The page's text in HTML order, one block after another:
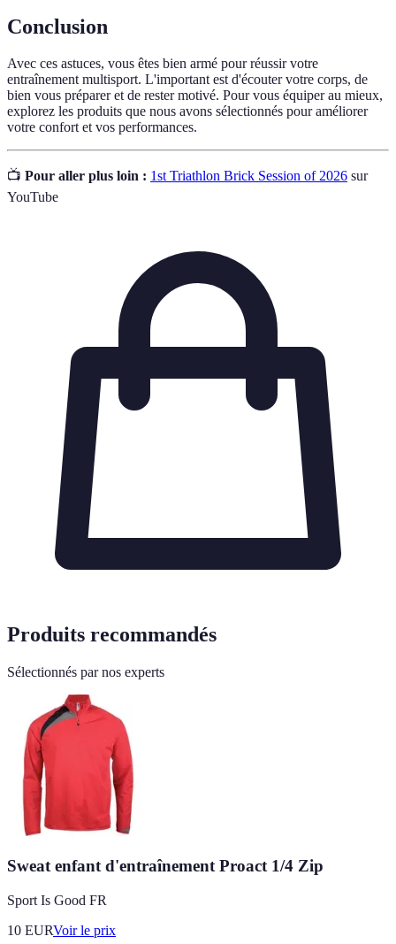
Conclusion
Avec ces astuces, vous êtes bien armé pour réussir votre
entraînement multisport. L'important est d'écouter votre corps, de
bien vous préparer et de rester motivé. Pour vous équiper au mieux,
explorez les produits que nous avons sélectionnés pour améliorer
votre confort et vos performances.
📺 Pour aller plus loin : 1st Triathlon Brick Session of 2026 sur
YouTube
Produits recommandés
Sélectionnés par nos experts
Sweat enfant d'entraînement Proact 1/4 Zip
Sport Is Good FR
10 EURVoir le prix